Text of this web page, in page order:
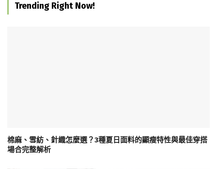
Trending Right Now!
棉麻、雪紡、針織怎麼選？3種夏日面料的顯瘦特性與最佳穿搭
場合完整解析